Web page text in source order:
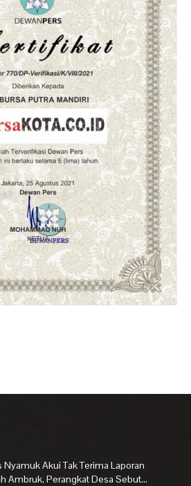
Nyamuk Akui Tak Terima Laporan
Ambruk, Perangkat Desa Sebut...